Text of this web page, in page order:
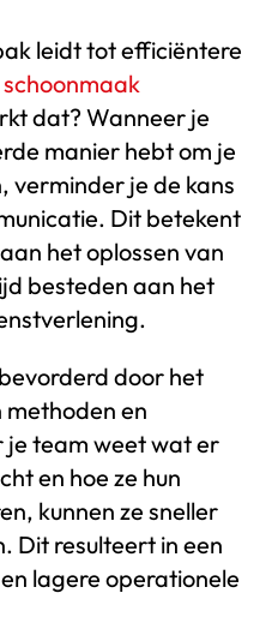
leidt tot efficiëntere
schoonmaak
dat? Wanneer je
manier hebt om je
verminder je de kans
Dit betekent
het oplossen van
besteden aan het
door het
en
je team weet wat er
en hoe ze hun
kunnen ze sneller
Dit resulteert in een
lagere operationele